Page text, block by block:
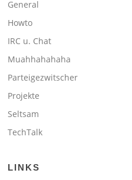
General
Howto
IRC u. Chat
Muahhahahaha
Parteigezwitscher
Projekte
Seltsam
TechTalk
LINKS